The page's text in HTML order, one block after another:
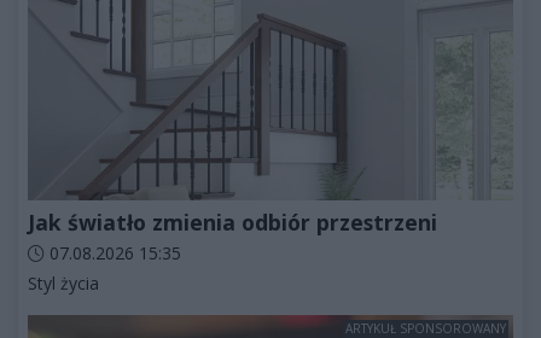
Jak światło zmienia odbiór przestrzeni
Data dodania artykułu:
07.08.2026 15:35
Kategorie artykułu:
Styl życia
ARTYKUŁ SPONSOROWANY